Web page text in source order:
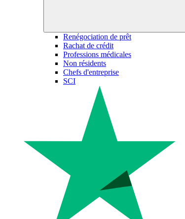
Renégociation de prêt
Rachat de crédit
Professions médicales
Non résidents
Chefs d'entreprise
SCI